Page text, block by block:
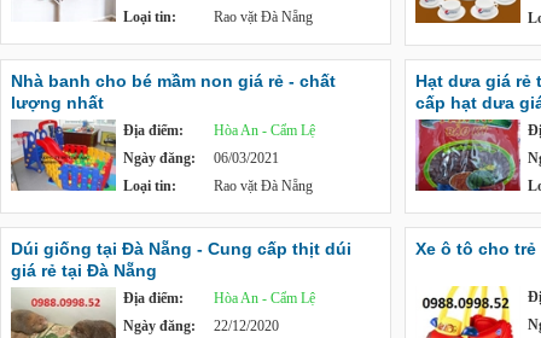
Loại tin:
Rao vặt Đà Nẵng
Nhà banh cho bé mầm non giá rẻ - chất
lượng nhất
Địa điểm:
Hòa An - Cẩm Lệ
Ngày đăng:
06/03/2021
Loại tin:
Rao vặt Đà Nẵng
Hạt dưa giá rẻ
cấp hạt dưa
Dúi giống tại Đà Nẵng - Cung cấp thịt dúi
giá rẻ tại Đà Nẵng
Địa điểm:
Hòa An - Cẩm Lệ
Ngày đăng:
22/12/2020
Xe ô tô cho